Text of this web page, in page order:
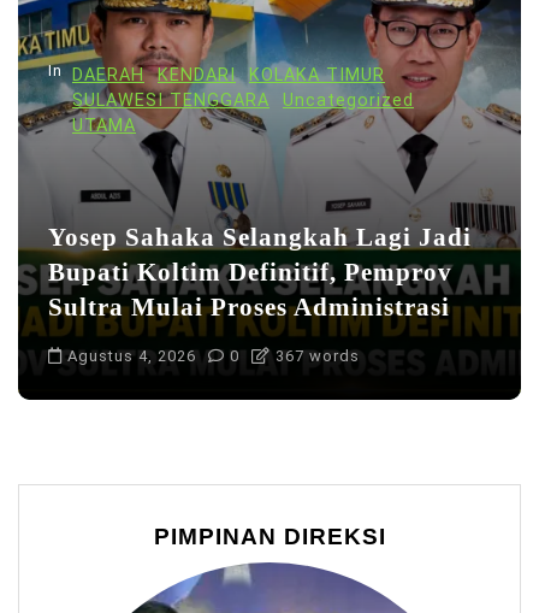
In DAERAH KENDARI
KOLAKA TIMUR
SULAWESI TENGGARA
Uncategorized
UTAMA
Yosep Sahaka Selangkah Lagi Jadi
Bupati Koltim Definitif, Pemprov
Sultra Mulai Proses Administrasi
Agustus 4, 2026 0 367 words
PIMPINAN DIREKSI